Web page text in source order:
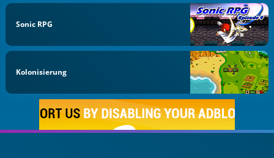
Sonic RPG
Kolonisierung